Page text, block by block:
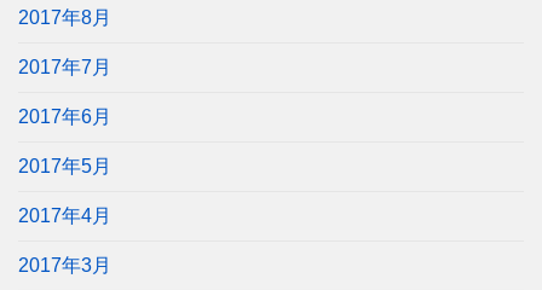
2017年8月
2017年7月
2017年6月
2017年5月
2017年4月
2017年3月